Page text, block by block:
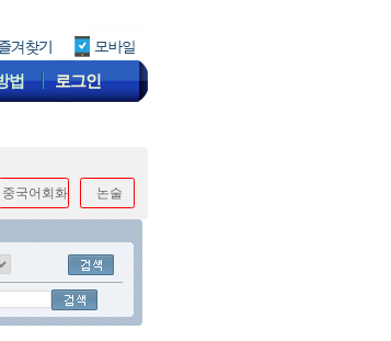
법 로그인
중국어회화 논술